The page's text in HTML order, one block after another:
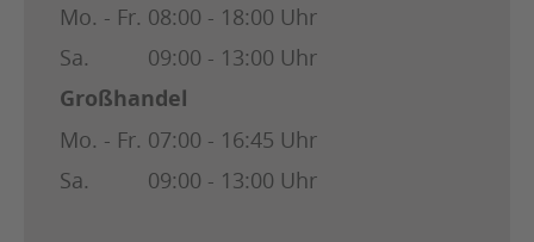
Mo. - Fr. 08:00 - 18:00 Uhr
Sa.
09:00 - 13:00 Uhr
Großhandel
Mo. - Fr. 07:00 - 16:45 Uhr
Sa.
09:00 - 13:00 Uhr